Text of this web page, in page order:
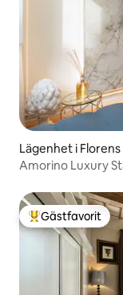
Lägenhet i Florens
Amorino Luxury
Populär
Gästfavorit